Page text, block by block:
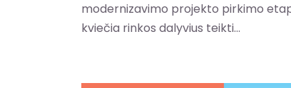
modernizavimo projekto pirkimo
kviečia rinkos dalyvius teikti...